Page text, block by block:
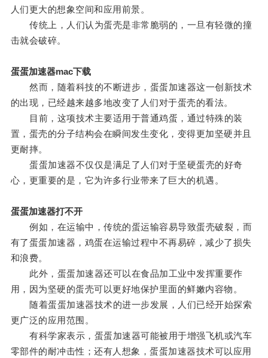
人们更大的想象空间和应用前景。
传统上，人们认为蛋壳是非常脆弱的，一旦有轻微的撞
击就会破碎。
蛋蛋加速器mac下载
然而，随着科技的不断进步，蛋蛋加速器这一创新技术
的出现，已经越来越多地改变了人们对于蛋壳的看法。
目前，这项技术主要适用于普通鸡蛋，通过特殊的装
置，蛋壳的分子结构会在瞬间发生变化，变得更加坚硬并且
更耐摔。
蛋蛋加速器不仅仅是满足了人们对于坚硬蛋壳的好奇
心，更重要的是，它为许多行业带来了巨大的机遇。
蛋蛋加速器打不开
例如，在运输中，传统的蛋运输容易导致蛋壳破裂，而
有了蛋蛋加速器，鸡蛋在运输过程中不再易碎，减少了损失
和浪费。
此外，蛋蛋加速器还可以在食品加工业中发挥重要作
用，因为坚硬的蛋壳可以更好地保护里面的鲜嫩内容物。
随着蛋蛋加速器技术的进一步发展，人们已经开始探索
更广泛的应用范围。
有科学家表示，蛋蛋加速器可能被用于增强飞机或汽车
零部件的耐冲击性；还有人想象，蛋蛋加速器技术可以应用